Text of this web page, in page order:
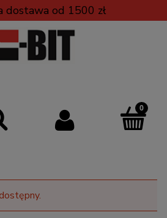
dostawa od 1500 zł